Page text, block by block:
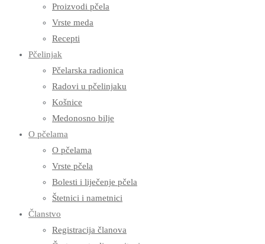
Proizvodi pčela
Vrste meda
Recepti
Pčelinjak
Pčelarska radionica
Radovi u pčelinjaku
Košnice
Medonosno bilje
O pčelama
O pčelama
Vrste pčela
Bolesti i liječenje pčela
Štetnici i nametnici
Članstvo
Registracija članova